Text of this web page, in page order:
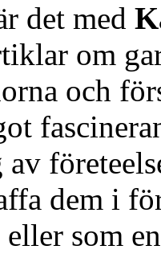
det med
om
och
av
dem i
som